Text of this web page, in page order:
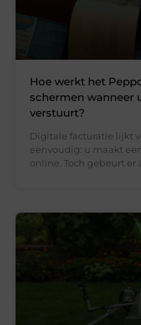
Hoe werkt het
schermen wanneer
verstuurt?
Digitale facturatie lijkt
eenvoudig: u maakt
online. Toch gebeurt er